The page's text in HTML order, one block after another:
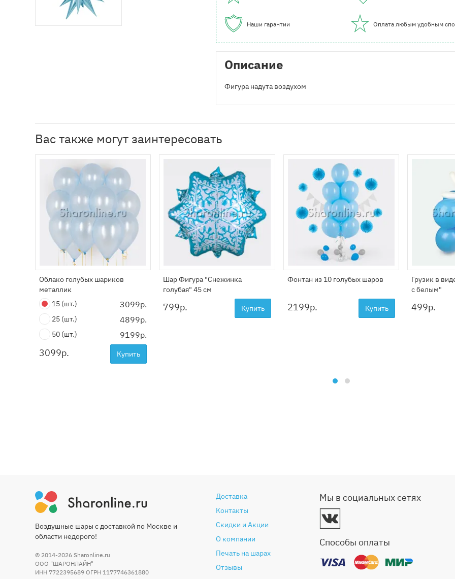
Наши гарантии Оплата любым удобным
Описание
Фигура надута воздухом
Вас также могут заинтересовать
Облако голубых шариков
металлик
15 (шт.) 3099р.
25 (шт.) 4899р.
50 (шт.) 9199р.
3099р. Купить
Шар Фигура "Снежинка
голубая" 45 см
799р. Купить
Фонтан из 10 голубых шаров
2199р. Купить
Грузик в
с белым"
499р.
Воздушные шары с доставкой по Москве и
области недорого!
© 2014-2026 Sharonline.ru
ООО "ШАРОНЛАЙН"
ИНН 7722395689 ОГРН 1177746361880
Доставка
Контакты
Скидки и Акции
О компании
Печать на шарах
Отзывы
Мы в социальных сетях
Способы оплаты